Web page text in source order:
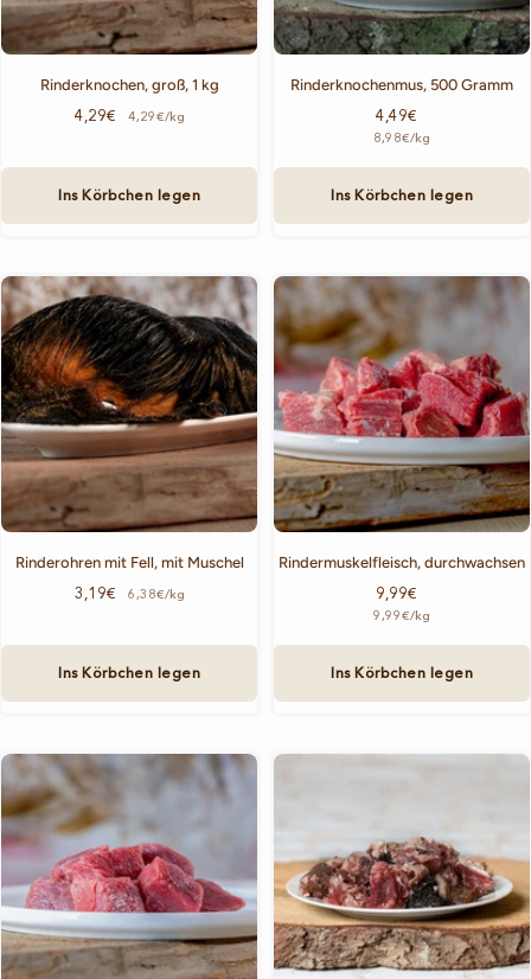
Rinderknochen, groß, 1 kg
Angebotspreis
4,29€ 4,29€/kg
Ins Körbchen legen
Rinderknochenmus, 500 Gramm
Angebotspreis
4,49€
8,98€/kg
Ins Körbchen legen
Rinderohren mit Fell, mit Muschel
Angebotspreis
3,19€ 6,38€/kg
Ins Körbchen legen
Rindermuskelfleisch, durchwachsen
Angebotspreis
9,99€
9,99€/kg
Ins Körbchen legen